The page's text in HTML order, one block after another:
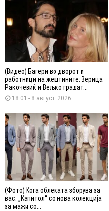
(Видео) Багери во дворот и
работници на жештините: Верица
Ракочевиќ и Вељко градат...
18:01 - 8 август, 2026
(Фото) Кога облеката зборува за
вас: „Капитол“ со нова колекција
за мажи со...